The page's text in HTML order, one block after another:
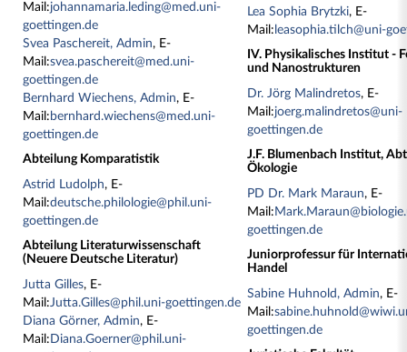
Mail:johannamaria.leding@med.uni-
goettingen.de
Svea Paschereit, Admin, E-
Mail:svea.paschereit@med.uni-
goettingen.de
Bernhard Wiechens, Admin, E-
Mail: bernhard.wiechens@med.uni-
goettingen.de
Abteilung Komparatistik
Astrid Ludolph, E-
Mail:deutsche.philologie@phil.uni-
goettingen.de
Abteilung Literaturwissenschaft
(Neuere Deutsche Literatur)
Jutta Gilles, E-
Mail:Jutta.Gilles@phil.uni-goettingen.de
Diana Görner, Admin, E-
Mail: Diana.Goerner@phil.uni-
Lea Sophia Brytzki, E-
Mail: leasophia.tilch@uni-
IV. Physikalisches Institut -
und Nanostrukturen
Dr. Jörg Malindretos, E-
Mail:joerg.malindretos@uni-
goettingen.de
J.F. Blumenbach Institut,
Ökologie
PD Dr. Mark Maraun, E-
Mail:
goettingen.de
Juniorprofessur für
Handel
Sabine Huhnold, Admin, E-
Mail:
goettingen.de